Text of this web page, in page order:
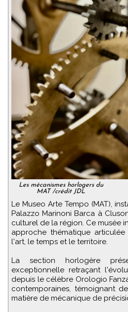
Les mécanismes horlogers du
MAT /crédit JDL
Le Museo Arte Tempo (MAT), installé dans le somptueux
Palazzo Marinoni Barca à
culturel de la région. Ce musée
approche thématique
l'art, le temps et le territoire.
La section horlogère
exceptionnelle retraçant
depuis le célèbre Orologio
contemporaines, témoignant
matière de mécanique de